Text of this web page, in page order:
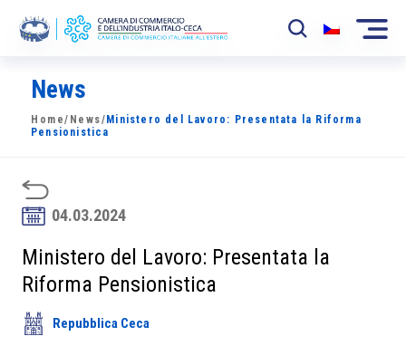
La Camera
News
Sviluppo Mercato
Soci
Partner
Progetti
News
Home/ News/ Ministero del Lavoro: Presentata la Riforma
Pensionistica
04.03.2024
Ministero del Lavoro: Presentata la
Riforma Pensionistica
Repubblica Ceca